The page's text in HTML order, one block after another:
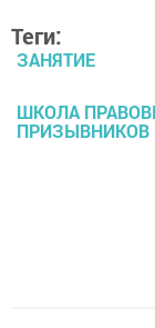
Теги:
ЗАНЯТИЕ
ШКОЛА
ПРИЗЫВНИКОВ